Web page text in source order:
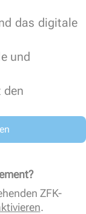
das digitale
und
ZFK-
.